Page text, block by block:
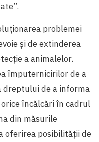
problemei
și de extinderea
a animalelor.
împuternicirilor de a
dreptului de a informa
încălcări în cadrul
din măsurile
oferirea posibilității de